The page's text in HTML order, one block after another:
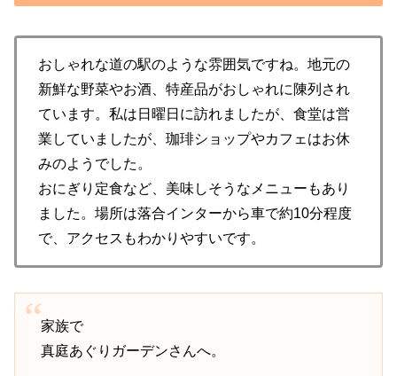
おしゃれな道の駅のような雰囲気ですね。地元の
新鮮な野菜やお酒、特産品がおしゃれに陳列され
ています。私は日曜日に訪れましたが、食堂は営
業していましたが、珈琲ショップやカフェはお休
みのようでした。
おにぎり定食など、美味しそうなメニューもあり
ました。場所は落合インターから車で約10分程度
で、アクセスもわかりやすいです。
家族で
真庭あぐりガーデンさんへ。